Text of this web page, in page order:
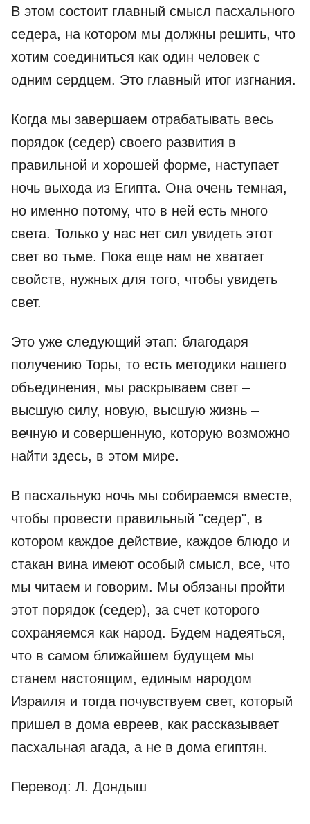
В этом состоит главный смысл пасхального
седера, на котором мы должны решить, что
хотим соединиться как один человек с
одним сердцем. Это главный итог изгнания.
Когда мы завершаем отрабатывать весь
порядок (седер) своего развития в
правильной и хорошей форме, наступает
ночь выхода из Египта. Она очень темная,
но именно потому, что в ней есть много
света. Только у нас нет сил увидеть этот
свет во тьме. Пока еще нам не хватает
свойств, нужных для того, чтобы увидеть
свет.
Это уже следующий этап: благодаря
получению Торы, то есть методики нашего
объединения, мы раскрываем свет –
высшую силу, новую, высшую жизнь –
вечную и совершенную, которую возможно
найти здесь, в этом мире.
В пасхальную ночь мы собираемся вместе,
чтобы провести правильный "седер", в
котором каждое действие, каждое блюдо и
стакан вина имеют особый смысл, все, что
мы читаем и говорим. Мы обязаны пройти
этот порядок (седер), за счет которого
сохраняемся как народ. Будем надеяться,
что в самом ближайшем будущем мы
станем настоящим, единым народом
Израиля и тогда почувствуем свет, который
пришел в дома евреев, как рассказывает
пасхальная агада, а не в дома египтян.
Перевод: Л. Дондыш